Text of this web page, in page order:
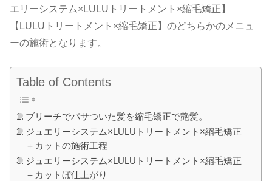
エリーシステム×LULUトリートメント×縮毛矯正】
【LULUトリートメント×縮毛矯正】のどちらかのメニュ
ーの施術となります。
Table of Contents
ブリーチでパサついた髪を縮毛矯正で艶髪。
ジュエリーシステム×LULUトリートメント×縮毛矯正
＋カットの施術工程
ジュエリーシステム×LULUトリートメント×縮毛矯正
＋カットぼ仕上がり